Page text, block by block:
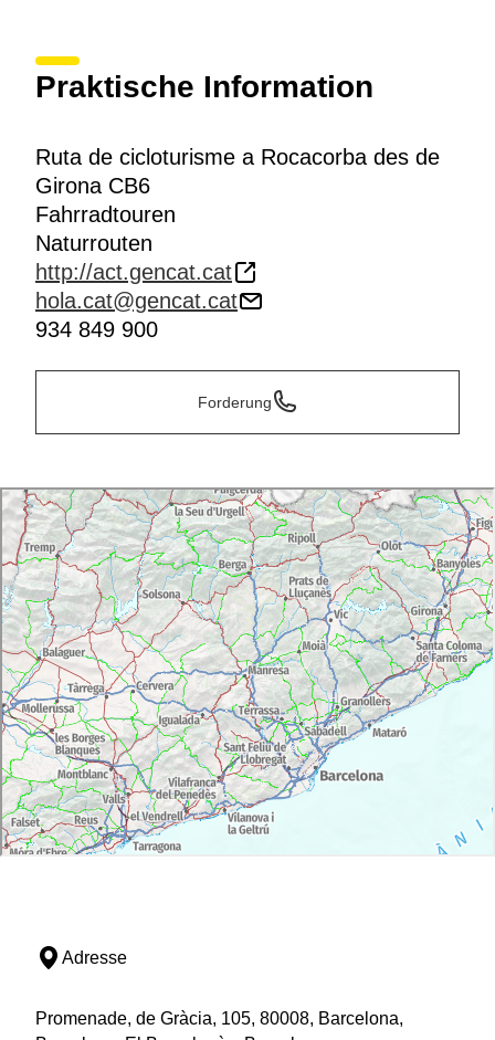
Praktische Information
Ruta de cicloturisme a Rocacorba des de
Girona CB6
Fahrradtouren
Naturrouten
http://act.gencat.cat
hola.cat@gencat.cat
934 849 900
Forderung
Adresse
Promenade, de Gràcia, 105, 80008, Barcelona,